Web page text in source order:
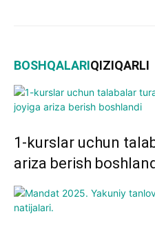
BOSHQALARIQIZIQARLI
1-kurslar uchun
ariza berish